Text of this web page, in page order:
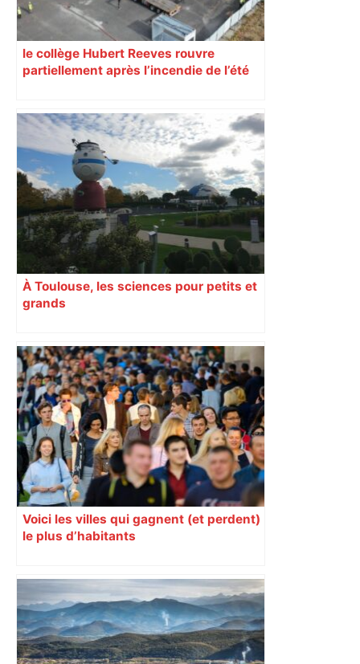
le collège Hubert Reeves rouvre
partiellement après l’incendie de l’été
À Toulouse, les sciences pour petits et
grands
Voici les villes qui gagnent (et perdent)
le plus d’habitants